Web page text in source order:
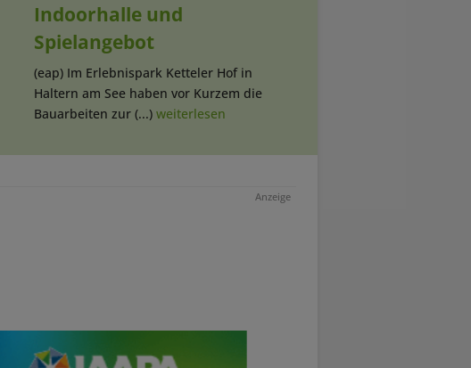
Indoorhalle und
Spielangebot
(eap) Im Erlebnispark Ketteler Hof in
Haltern am See haben vor Kurzem die
Bauarbeiten zur (...) weiterlesen
Anzeige